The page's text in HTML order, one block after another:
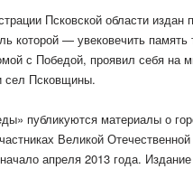
Псковской области издан
которой — увековечить память
с Победой, проявил себя на
сел Псковщины.
публикуются материалы о
Великой
апреля 2013 года.